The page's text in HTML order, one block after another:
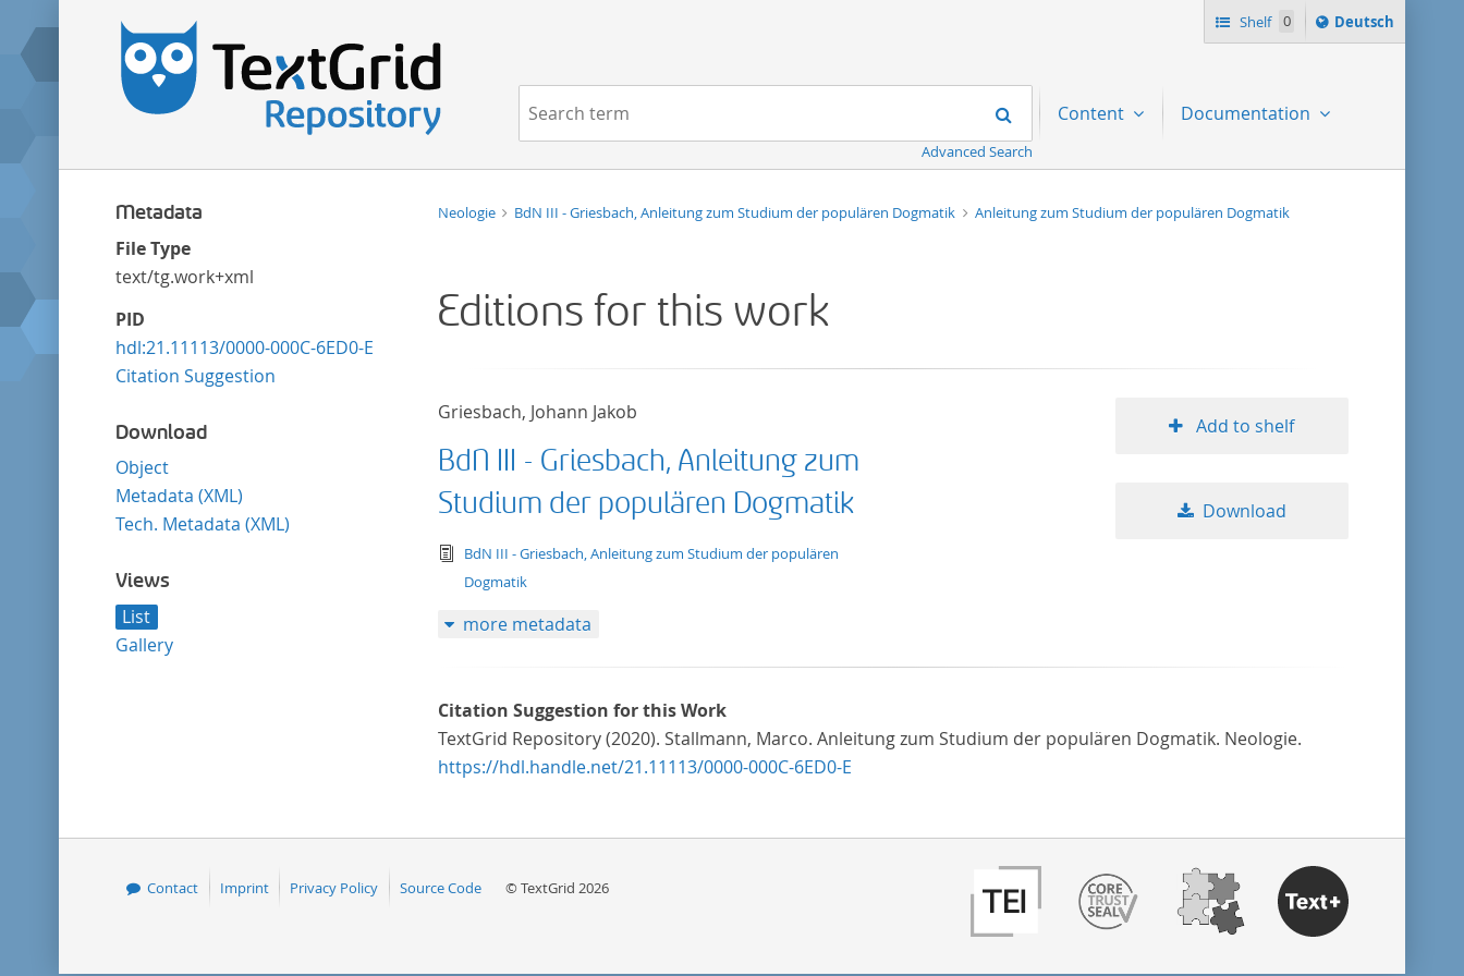
Shelf 0
Sprache
ï¿½ndern
Deutsch
Navigation Search
Advanced Search
Content Documentation
Metadata
File Type
text/tg.work+xml
PID
hdl:21.11113/0000-000C-6ED0-E
Citation Suggestion
Download
Object
Metadata (XML)
Tech. Metadata (XML)
Views
List
Gallery
Neologie BdN III - Griesbach, Anleitung zum Studium der populären Dogmatik Anleitung zum Studium der populären Dogmatik
Editions for this work
Griesbach, Johann Jakob
BdN III - Griesbach, Anleitung zum
Studium der populären Dogmatik
text/tg.edition+tg.aggregation+xml
BdN III - Griesbach, Anleitung zum Studium der populären
Dogmatik
Add to shelf
Download
more metadata
Citation Suggestion for this Work
TextGrid Repository (2020). Stallmann, Marco. Anleitung zum Studium der populären Dogmatik. Neologie.
https://hdl.handle.net/21.11113/0000-000C-6ED0-E
Contact Imprint Privacy Policy Source Code © TextGrid 2026